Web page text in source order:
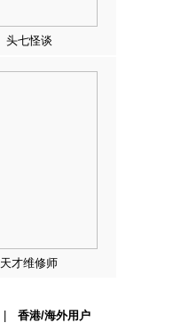
头七怪谈
天才维修师
香港/海外用户